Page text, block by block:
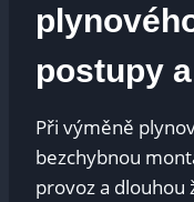
postupy
Při výměně
bezchybnou
provoz a dlouhou